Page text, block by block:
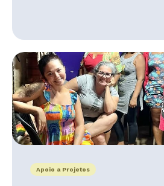
Apoio a Projetos